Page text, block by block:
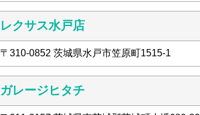
レクサス水戸店
〒310-0852 茨城県水戸市笠原町1515-1
ガレージヒタチ